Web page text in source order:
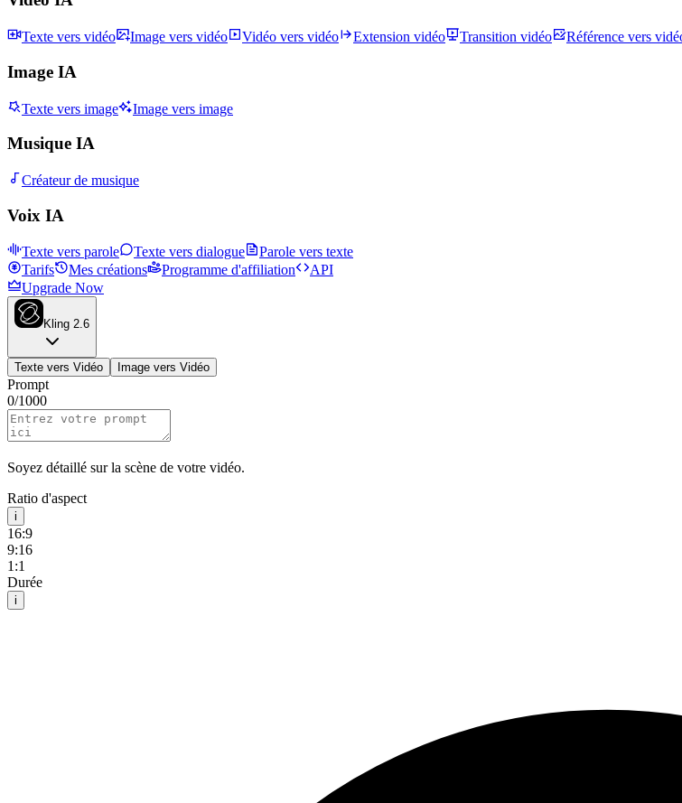
Texte vers vidéo Image vers vidéo Vidéo vers vidéo Extension vidéo Transition vidéo Référence vers
Image IA
Texte vers image Image vers image
Musique IA
Créateur de musique
Voix IA
Texte vers parole Texte vers dialogue
Parole vers texte
Tarifs
Mes créations Programme d'affiliation
API
Upgrade Now
Kling 2.6
Texte vers Vidéo Image vers Vidéo
Prompt
0/1000
Soyez détaillé sur la scène de votre vidéo.
Ratio d'aspect
i
16:9
9:16
1:1
Durée
i